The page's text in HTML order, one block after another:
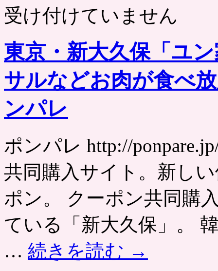
受け付けていません
東京・新大久保「ユ
サルなどお肉が食べ
ンパレ
ポンパレ http://
共同購入サイト。新し
ポン。 クーポン共同購
ている「新大久保」。
… 続きを読む →